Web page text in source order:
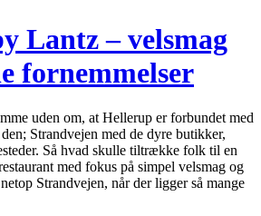
Lantz – velsmag
fornemmelser
uden om, at Hellerup er forbundet med
Strandvejen med de dyre butikker,
Så hvad skulle tiltrække folk til en
med fokus på simpel velsmag og
Strandvejen, når der ligger så mange